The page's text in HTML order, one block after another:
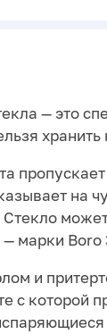
— это
хранить
на
марки Boro
и
с которой